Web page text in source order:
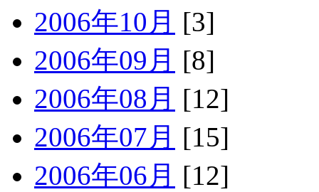
2006年10月 [3]
2006年09月 [8]
2006年08月 [12]
2006年07月 [15]
2006年06月 [12]